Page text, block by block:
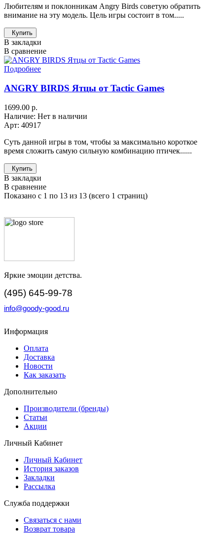
Любителям и поклонникам Angry Birds советую обратить
внимание на эту модель. Цель игры состоит в том.....
Купить
В закладки
В сравнение
Подробнее
ANGRY BIRDS Ятцы от Tactic Games
1699.00 р.
Наличие: Нет в наличии
Арт: 40917
Суть данной игры в том, чтобы за максимально короткое
время сложить самую сильную комбинацию птичек......
Купить
В закладки
В сравнение
Показано с 1 по 13 из 13 (всего 1 страниц)
Яркие эмоции детства.
(495) 645-99-78
info@goody-good.ru
Информация
Оплата
Доставка
Новости
Как заказать
Дополнительно
Производители (бренды)
Статьи
Акции
Личный Кабинет
Личный Кабинет
История заказов
Закладки
Рассылка
Служба поддержки
Связаться с нами
Возврат товара